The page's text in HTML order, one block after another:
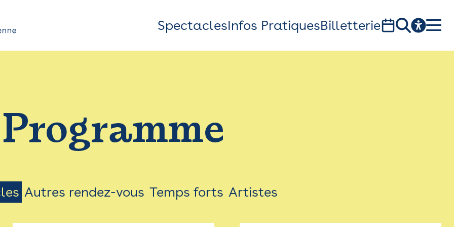
Top
Bar
Menu
SpectaclesInfos PratiquesBilletterie
1, av. du Chateau d'eau - 31300 Toulouse
Programme
Autres rendez-vous Temps forts Artistes